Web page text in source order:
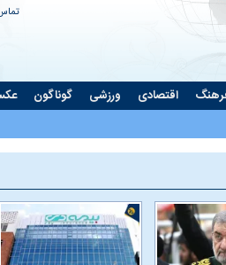
اقتصادی ورزشی گوناگون